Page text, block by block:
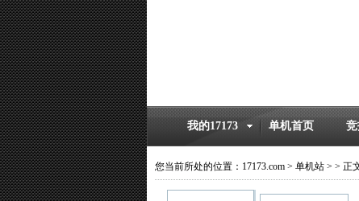
我的17173 单机首页
您当前所处的位置： 17173.com > 单机站 > > 正